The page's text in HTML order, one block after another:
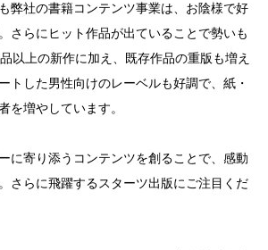
弊社の書籍コンテンツ事業は、お陰様で好
さらにヒット作品が出ていることで勢いも
以上の新作に加え、既存作品の重版も増え
トした男性向けのレーベルも好調で、紙・
を増やしています。
に寄り添うコンテンツを創ることで、感動
さらに飛躍するスターツ出版にご注目くだ